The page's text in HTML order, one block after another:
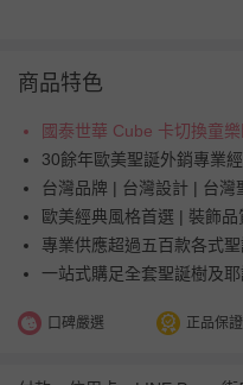
商品特色
國泰世華 Cube 卡切換童
30餘年歐美聖誕外銷專業
台灣品牌 | 台灣設計 | 台灣
歐美經典風格首選 | 裝飾品
專業供應超過五百款各式
一站式購足全套聖誕樹及
口碑嚴選 正品保證